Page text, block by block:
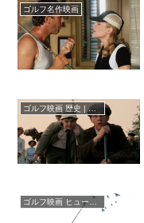
ゴルフ名作映画
ゴルフ映画 歴史 | 伝説
ゴルフ映画 ヒューマンドラマ